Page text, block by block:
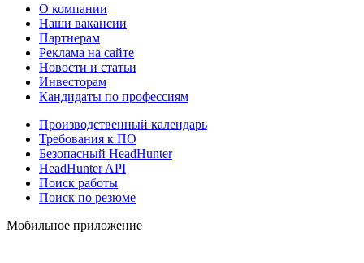
О компании
Наши вакансии
Партнерам
Реклама на сайте
Новости и статьи
Инвесторам
Кандидаты по профессиям
Производственный календарь
Требования к ПО
Безопасный HeadHunter
HeadHunter API
Поиск работы
Поиск по резюме
Мобильное приложение